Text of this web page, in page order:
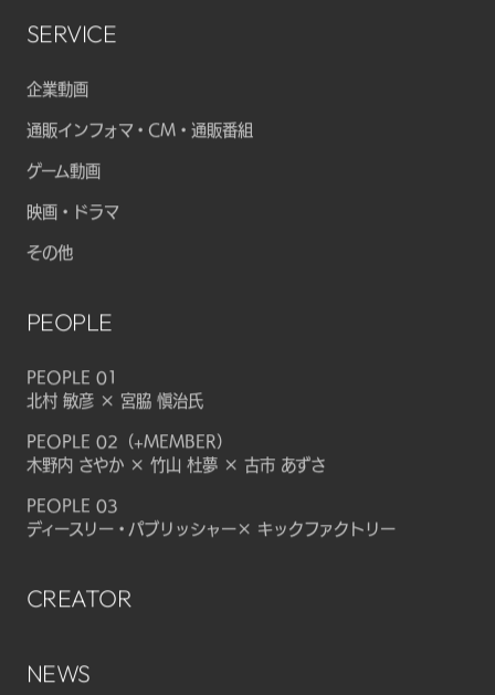
SERVICE
企業動画
通販インフォマ・CM・通販番組
ゲーム動画
映画・ドラマ
その他
PEOPLE
PEOPLE 01
北村 敏彦 × 宮脇 愼治氏
PEOPLE 02（+MEMBER）
木野内 さやか × 竹山 杜夢 × 古市 あずさ
PEOPLE 03
ディースリー・パブリッシャー× キックファクトリー
CREATOR
NEWS